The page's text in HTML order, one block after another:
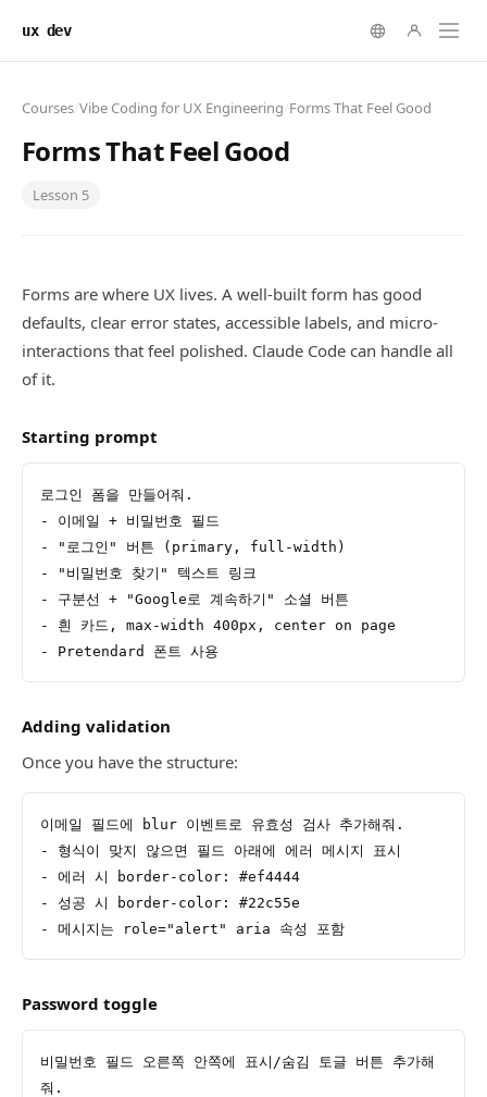
ux dev
Courses Vibe Coding for UX Engineering Forms That Feel Good
Forms That Feel Good
Lesson 5
Forms are where UX lives. A well-built form has good
defaults, clear error states, accessible labels, and micro-
interactions that feel polished. Claude Code can handle all
of it.
Starting prompt
로그인 폼을 만들어줘.
- 이메일 + 비밀번호 필드
- "로그인" 버튼 (primary, full-width)
- "비밀번호 찾기" 텍스트 링크
- 구분선 + "Google로 계속하기" 소셜 버튼
- 흰 카드, max-width 400px, center on page
- Pretendard 폰트 사용
Adding validation
Once you have the structure:
이메일 필드에 blur 이벤트로 유효성 검사 추가해줘.
- 형식이 맞지 않으면 필드 아래에 에러 메시지 표시
- 에러 시 border-color: #ef4444
- 성공 시 border-color: #22c55e
- 메시지는 role="alert" aria 속성 포함
Password toggle
비밀번호 필드 오른쪽 안쪽에 표시/숨김 토글 버튼 추가해
줘.